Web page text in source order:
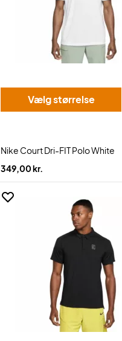
Vælg størrelse
Nike Court Dri-FIT Polo White
349,00 kr.